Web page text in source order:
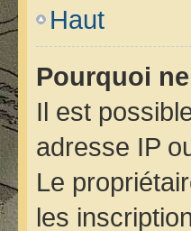
Haut
Pourquoi
Il est
adresse IP
Le
les